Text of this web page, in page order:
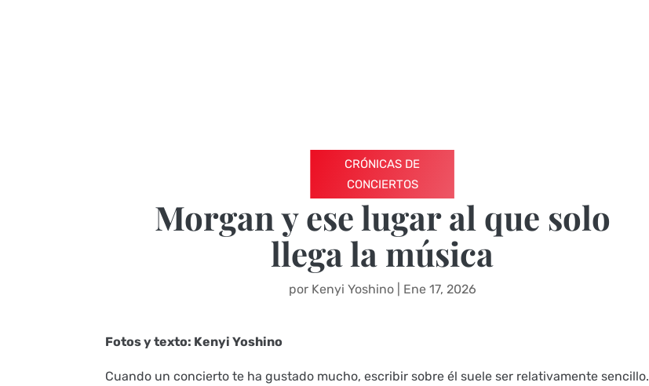
CRÓNICAS DE
CONCIERTOS
Morgan y ese lugar al que solo
llega la música
por Kenyi Yoshino| Ene 17, 2026
Fotos y texto: Kenyi Yoshino
Cuando un concierto te ha gustado mucho, escribir sobre él suele ser relativamente sencillo.